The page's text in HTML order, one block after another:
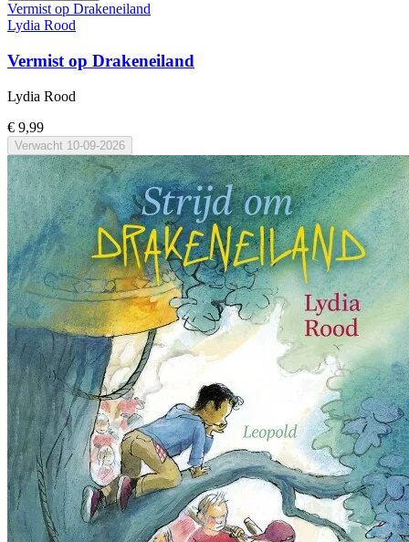
Vermist op Drakeneiland
Lydia Rood
Vermist op Drakeneiland
Lydia Rood
€ 9,99
Verwacht 10-09-2026